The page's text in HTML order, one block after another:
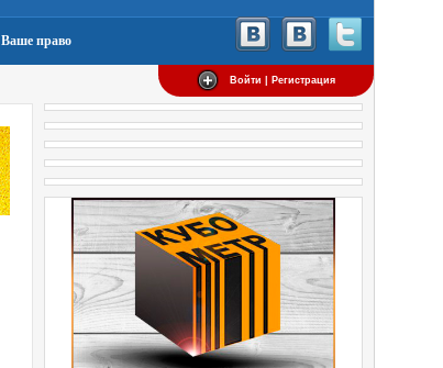
Ваше право
Войти | Регистрация